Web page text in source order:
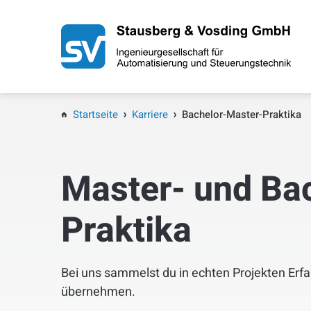
Startseite
Über uns
Dienstleistungen
Referenzen
Branchen
Startseite Karriere Bachelor-Master-Praktika
Master- und
Praktika
Bei uns sammelst du in echten Projekten
übernehmen.